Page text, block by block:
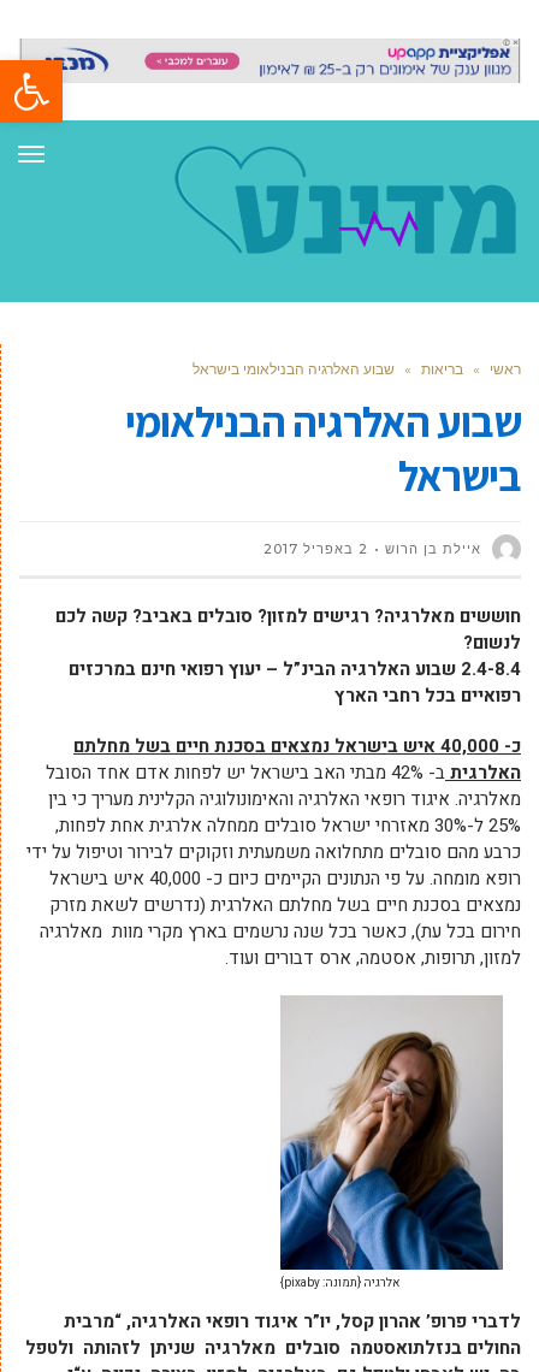
פתח
ראשי » בריאות » שבוע האלרגיה הבנילאומי בישראל
שבוע האלרגיה הבנילאומי
בישראל
איילת בן הרוש 2 באפריל 2017
חוששים מאלרגיה? רגישים למזון? סובלים באביב? קשה לכם
לנשום?
2.4-8.4 שבוע האלרגיה הבינ”ל – יעוץ רפואי חינם במרכזים
רפואיים בכל רחבי הארץ
כ- 40,000 איש בישראל נמצאים בסכנת חיים בשל מחלתם
האלרגית
ב- 42% מבתי האב בישראל יש לפחות אדם אחד הסובל
מאלרגיה. איגוד רופאי האלרגיה והאימונולוגיה הקלינית מעריך כי בין
25% ל-30% מאזרחי ישראל סובלים ממחלה אלרגית אחת לפחות,
כרבע מהם סובלים מתחלואה משמעתית וזקוקים לבירור וטיפול על ידי
רופא מומחה. על פי הנתונים הקיימים כיום כ- 40,000 איש בישראל
נמצאים בסכנת חיים בשל מחלתם האלרגית (נדרשים לשאת מזרק
חירום בכל עת), כאשר בכל שנה נרשמים בארץ מקרי מוות מאלרגיה
למזון, תרופות, אסטמה, ארס דבורים ועוד.
אלרגיה {תמונה: pixaby}
לדברי פרופ’ אהרון קסל, יו”ר איגוד רופאי האלרגיה, “מרבית
החולים בנזלתואסטמה סובלים מאלרגיה שניתן לזהותה ולטפל